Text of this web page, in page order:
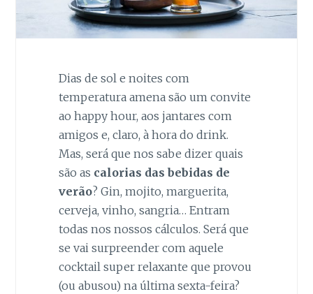
Dias de sol e noites com
temperatura amena são um convite
ao happy hour, aos jantares com
amigos e, claro, à hora do drink.
Mas, será que nos sabe dizer quais
são as calorias das bebidas de
verão? Gin, mojito, marguerita,
cerveja, vinho, sangria… Entram
todas nos nossos cálculos. Será que
se vai surpreender com aquele
cocktail super relaxante que provou
(ou abusou) na última sexta-feira?
Necessários
Estes cookies
funcionamento
Estatística
Para que
possamos
melhorar a
funcionalidade
e a estrutura
base na forma
como é
utilizado.